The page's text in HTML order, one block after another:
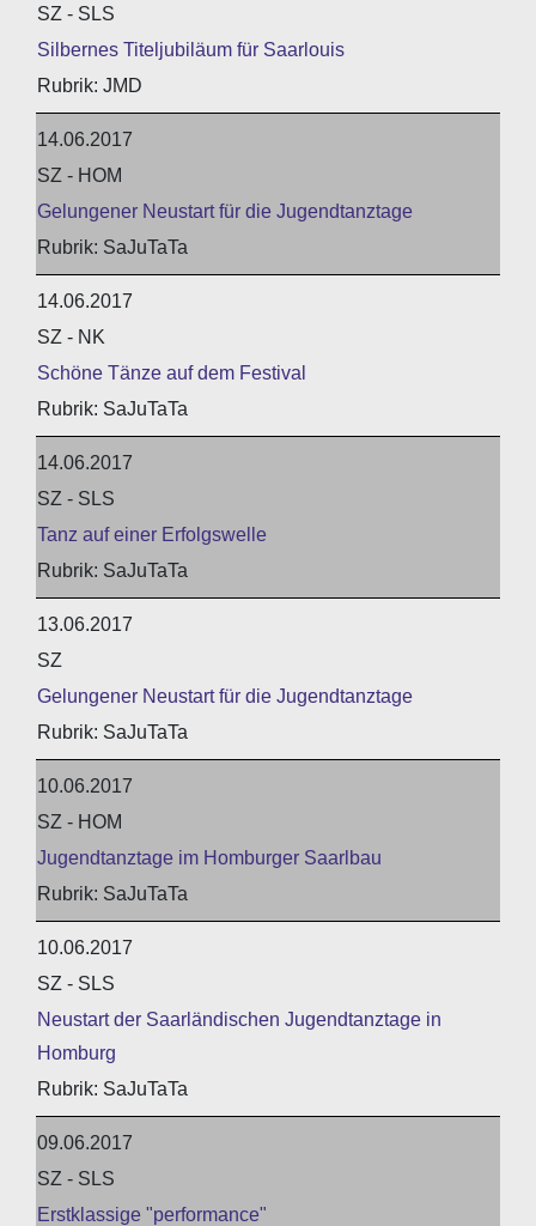
SZ - SLS
Silbernes Titeljubiläum für Saarlouis
JMD
14.06.2017
SZ - HOM
Gelungener Neustart für die Jugendtanztage
SaJuTaTa
14.06.2017
SZ - NK
Schöne Tänze auf dem Festival
SaJuTaTa
14.06.2017
SZ - SLS
Tanz auf einer Erfolgswelle
SaJuTaTa
13.06.2017
SZ
Gelungener Neustart für die Jugendtanztage
SaJuTaTa
10.06.2017
SZ - HOM
Jugendtanztage im Homburger Saarlbau
SaJuTaTa
10.06.2017
SZ - SLS
Neustart der Saarländischen Jugendtanztage in
Homburg
SaJuTaTa
09.06.2017
SZ - SLS
Erstklassige "performance"